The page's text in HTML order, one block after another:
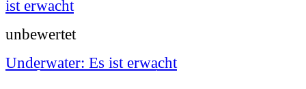
unbewertet
Underwater: Es ist erwacht
Userbewertung:92% (5 Stimmen) |